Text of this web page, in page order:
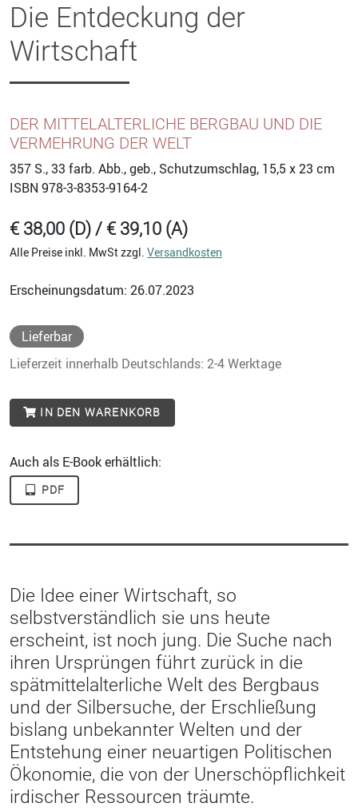
Die Entdeckung der
Wirtschaft
DER MITTELALTERLICHE BERGBAU UND DIE
VERMEHRUNG DER WELT
357 S., 33 farb. Abb., geb., Schutzumschlag, 15,5 x 23 cm
ISBN 978-3-8353-9164-2
€ 38,00 (D) / € 39,10 (A)
Alle Preise inkl. MwSt zzgl. Versandkosten
Erscheinungsdatum: 26.07.2023
Lieferbar
Lieferzeit innerhalb Deutschlands: 2-4 Werktage
IN DEN WARENKORB
Auch als E-Book erhältlich:
PDF
Die Idee einer Wirtschaft, so
selbstverständlich sie uns heute
erscheint, ist noch jung. Die Suche nach
ihren Ursprüngen führt zurück in die
spätmittelalterliche Welt des Bergbaus
und der Silbersuche, der Erschließung
bislang unbekannter Welten und der
Entstehung einer neuartigen Politischen
Ökonomie, die von der Unerschöpflichkeit
irdischer Ressourcen träumte.